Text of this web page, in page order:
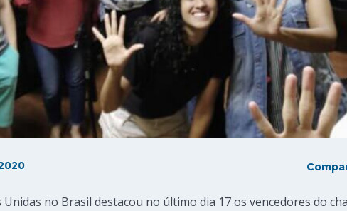
Unidas no Brasil destacou no último dia 17 os vencedores do